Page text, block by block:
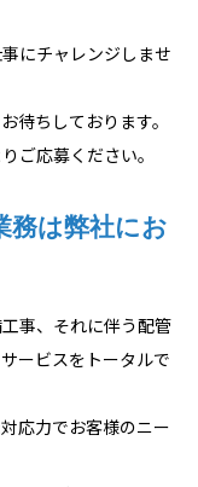
にチャレンジしませ
待ちしております。
ご応募ください。
務は弊社にお
事、それに伴う配管
ービスをトータルで
応力でお客様のニー